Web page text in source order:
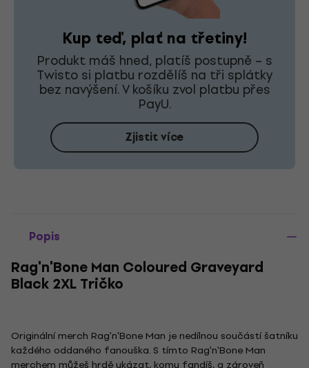
Kup teď, plať na třetiny!
Produkt máš hned, platíš postupně – s
Twisto si platbu rozdělíš na tři splátky
bez navýšení. V košíku zvol platbu přes
PayU.
Zjistit více
Popis
Rag'n'Bone Man Coloured Graveyard
Black 2XL Tričko
Originální merch Rag'n'Bone Man je nedílnou součástí šatníku
každého oddaného fanouška. S tímto Rag'n'Bone Man